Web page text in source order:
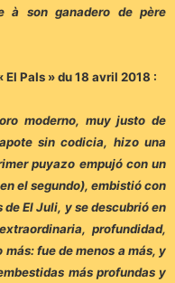
à son ganadero de père
El PaIs » du 18 avril 2018 :
moderno, muy justo de
sin codicia, hizo una
puyazo empujó con un
el segundo), embistió con
El Juli, y se descubrió en
profundidad,
fue de menos a más, y
más profundas y